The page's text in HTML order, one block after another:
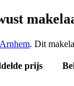
Arnhem. Dit
prijs